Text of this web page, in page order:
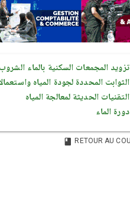
تزويد المجمعات السكنية بالماء الشروب
الثوابت المحددة لجودة المياه
التقنیات الحدیثة لمعالجة المیاه
دورة الماء
RETOUR AU